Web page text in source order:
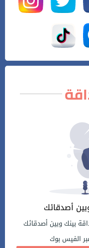
أصدقائك
بينك وبين أصدقائك
الفيس بوك